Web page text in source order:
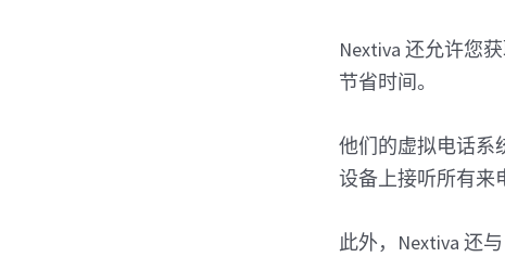
Nextiva 还允许您
节省时间。
他们的虚拟电话系
设备上接听所有来
此外，Nextiva 还